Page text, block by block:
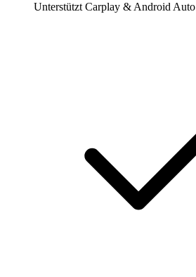
Unterstützt Carplay & Android Auto